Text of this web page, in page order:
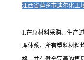
江西省萍乡市迪尔化工
1.在原材料采购、生产
理体系，所有塑料材料